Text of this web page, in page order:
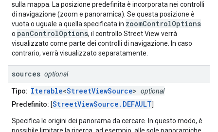
sulla mappa. La posizione predefinita è incorporata nei controlli
di navigazione (zoom e panoramica). Se questa posizione è
vuota o uguale a quella specificata in zoomControlOptions
o panControlOptions, il controllo Street View verrà
visualizzato come parte dei controlli di navigazione. In caso
contrario, verrà visualizzato separatamente.
sources optional
Tipo: Iterable<StreetViewSource> optional
Predefinito: [StreetViewSource.DEFAULT]
Specifica le origini dei panorama da cercare. In questo modo, è